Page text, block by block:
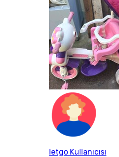
letgo Kullanıcısı